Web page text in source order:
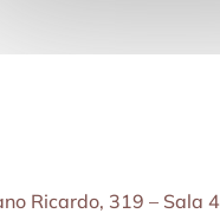
Ricardo, 319 – Sala